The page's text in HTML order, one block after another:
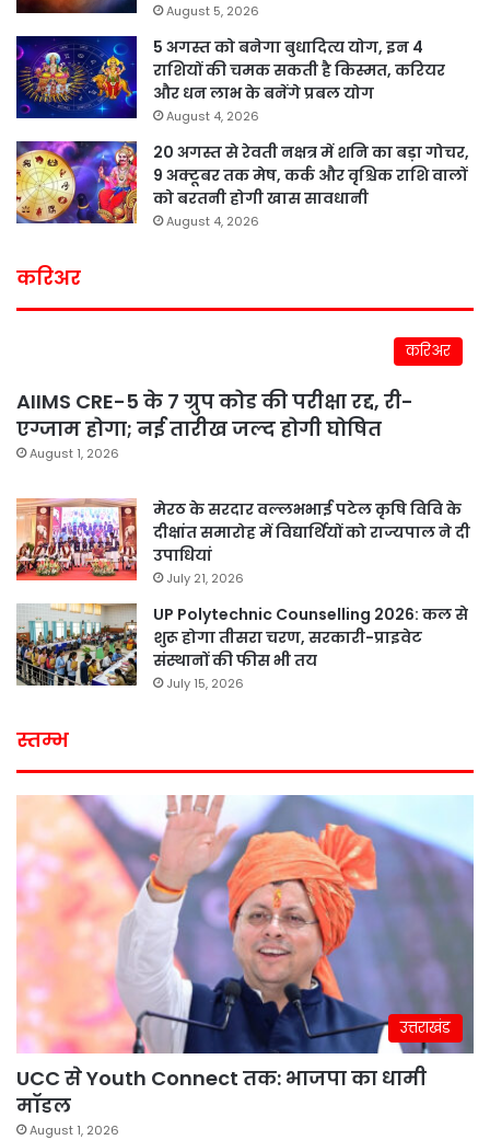
August 5, 2026
5 अगस्त को बनेगा बुधादित्य योग, इन 4
राशियों की चमक सकती है किस्मत, करियर
और धन लाभ के बनेंगे प्रबल योग
August 4, 2026
20 अगस्त से रेवती नक्षत्र में शनि का बड़ा गोचर,
9 अक्टूबर तक मेष, कर्क और वृश्चिक राशि वालों
को बरतनी होगी खास सावधानी
August 4, 2026
करिअर
करिअर
AIIMS CRE-5 के 7 ग्रुप कोड की परीक्षा रद्द, री-
एग्जाम होगा; नई तारीख जल्द होगी घोषित
August 1, 2026
मेरठ के सरदार वल्लभभाई पटेल कृषि विवि के
दीक्षांत समारोह में विद्यार्थियों को राज्यपाल ने दी
उपाधियां
July 21, 2026
UP Polytechnic Counselling 2026: कल से
शुरू होगा तीसरा चरण, सरकारी-प्राइवेट
संस्थानों की फीस भी तय
July 15, 2026
स्तम्भ
उत्तराखंड
UCC से Youth Connect तक: भाजपा का धामी
मॉडल
August 1, 2026